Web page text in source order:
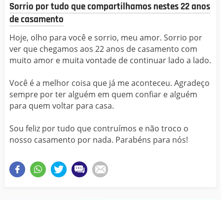
Sorrio por tudo que compartilhamos nestes 22 anos
de casamento
Hoje, olho para você e sorrio, meu amor. Sorrio por
ver que chegamos aos 22 anos de casamento com
muito amor e muita vontade de continuar lado a lado.
Você é a melhor coisa que já me aconteceu. Agradeço
sempre por ter alguém em quem confiar e alguém
para quem voltar para casa.
Sou feliz por tudo que contruímos e não troco o
nosso casamento por nada. Parabéns para nós!